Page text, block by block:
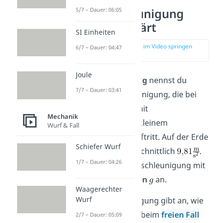
Fallbeschleunigung
einfach erklärt
zur Stelle im Video springen
Fallbeschleunigung nennst du
diejenige Beschleunigung, die bei
einem freien Fall mit
vernachlässigbar kleinem
Luftwiderstand auftritt. Auf der Erde
beträgt sie durchschnittlich
.
Du gibst die Fallbeschleunigung mit
Formelzeichen
an.
Die Fallbeschleunigung gibt an, wie
schnell ein Objekt beim freien Fall
5/7 – Dauer: 06:05
SI Einheiten
6/7 – Dauer: 04:47
Joule
7/7 – Dauer: 03:41
Mechanik
Wurf & Fall
Schiefer Wurf
1/7 – Dauer: 04:26
Waagerechter
Wurf
2/7 – Dauer: 05:09